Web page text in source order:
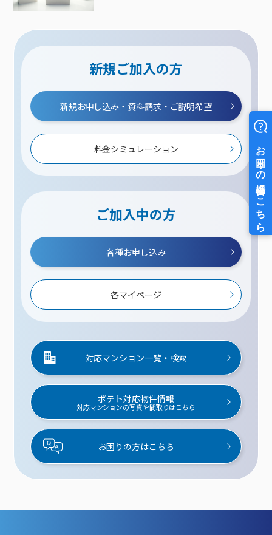
新規ご加入の方
新規お申し込み・資料請求・ご説明希望
料金シミュレーション
ご加入中の方
各種お申し込み
各マイページ
対応マンション一覧・検索
ポテト対応物件情報
対応マンションの写真や間取りはこちら
お困りの方はこちら